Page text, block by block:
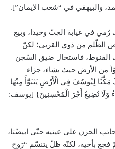
والبيهقي في “شعب الإيمان”].
في غيابة الجبّ وحيدا، وبيع
الظّلم من ذوي القربى؛ لكنّ
القنوط، فاستحال ضيق السّجن
من الأرض حيث يشاء، جزاء
مَكَّنَّا لِيُوسُفَ فِي الْأَرْضِ يَتَبَوَّأُ مِنْهَا
وَلَا نُضِيعُ أَجْرَ الْمُحْسِنِينَ} [يوسف:
الحزن على عينيه حتّى ابيضّتا،
فجع بأخيه، لكنّه ظلّ يتنسّم “رَوح